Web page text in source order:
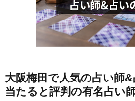
大阪梅田で人気の占い師&
当たると評判の有名占い